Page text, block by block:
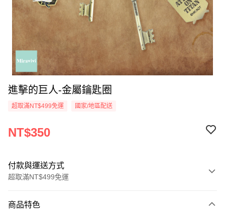
進擊的巨人-金屬鑰匙圈
超取滿NT$499免運 國家/地區配送
NT$350
付款與運送方式
超取滿NT$499免運
信用卡一次付款
商品特色